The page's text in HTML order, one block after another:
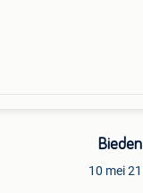
Bieden
10 mei 21